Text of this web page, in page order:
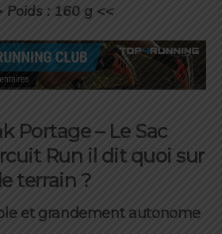
Poids : 160 g <<
Portage – Le Sac
Run il dit quoi sur
le terrain ?
et grandement autonome